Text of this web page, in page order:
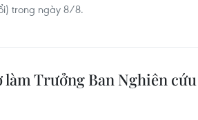
trong ngày 8/8.
làm Trưởng Ban Nghiên cứu